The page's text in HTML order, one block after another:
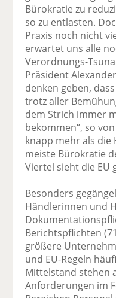
Bürokratie zu
so zu entlasten.
Praxis noch nicht
erwartet uns alle
Verordnungs-
Präsident
denken geben,
trotz aller
dem Strich immer
bekommen“, so
knapp mehr als die
meiste Bürokratie
Viertel sieht die EU
Besonders
Händlerinnen und
Berichtspflichten
größere
und EU-Regeln
Mittelstand stehen
Anforderungen im